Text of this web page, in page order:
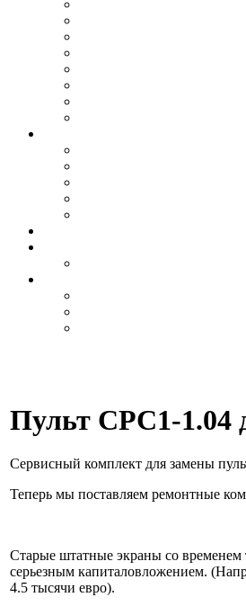
Пульт СРС1-1.04
Сервисный комплект для замены
Теперь мы поставляем ремонтные
Старые штатные экраны со временем
серьезным капиталовложением.
4.5 тысячи евро).